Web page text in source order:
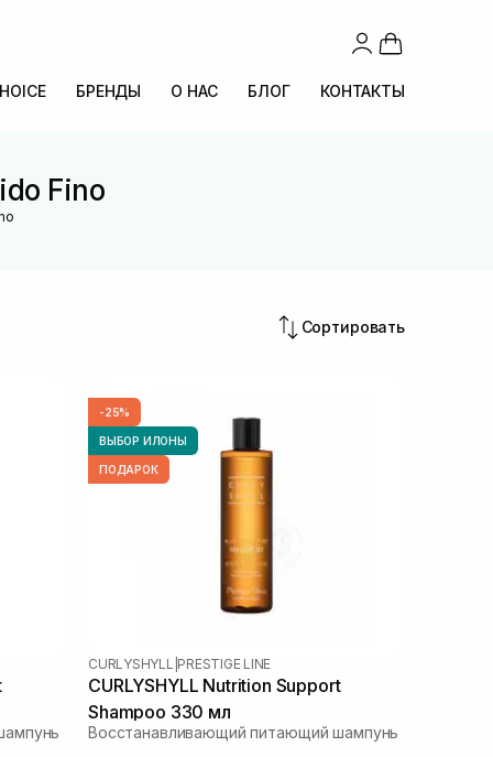
БРЕНДЫ О НАС БЛОГ КОНТАКТЫ
Fino
Сортировать
-25%
ВЫБОР ИЛОНЫ
ПОДАРОК
CURLYSHYLL PRESTIGE LINE
CURLYSHYLL Nutrition Support
Shampoo 330 мл
Восстанавливающий питающий шампунь